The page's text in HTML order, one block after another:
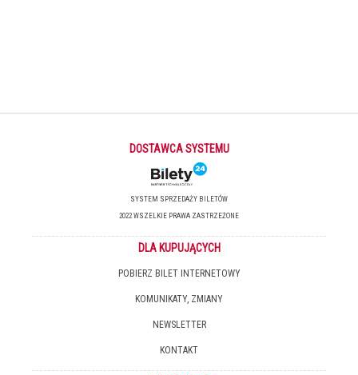
DOSTAWCA SYSTEMU
SYSTEM SPRZEDAŻY BILETÓW
2022 WSZELKIE PRAWA ZASTRZEŻONE
DLA KUPUJĄCYCH
POBIERZ BILET INTERNETOWY
KOMUNIKATY, ZMIANY
NEWSLETTER
KONTAKT